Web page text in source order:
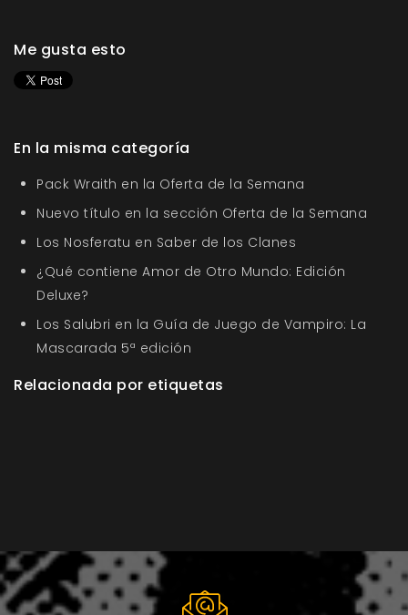
Me gusta esto
En la misma categoría
Pack Wraith en la Oferta de la Semana
Nuevo título en la sección Oferta de la Semana
Los Nosferatu en Saber de los Clanes
¿Qué contiene Amor de Otro Mundo: Edición
Deluxe?
Los Salubri en la Guía de Juego de Vampiro: La
Mascarada 5ª edición
Relacionada por etiquetas